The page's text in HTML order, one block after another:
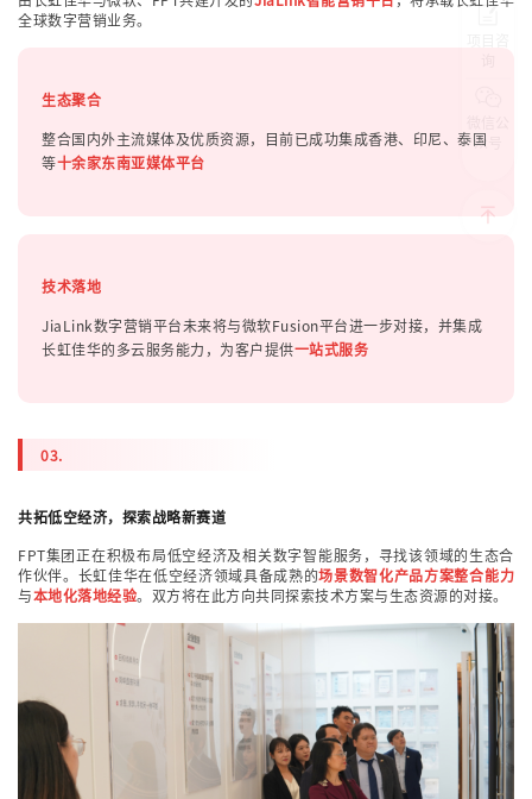
全球数字营销业务。
生态聚合
整合国内外主流媒体及优质资源，目前已成功集成香港、印尼、泰国
等十余家东南亚媒体平台
技术落地
JiaLink数字营销平台未来将与微软Fusion平台进一步对接，并集成
长虹佳华的多云服务能力，为客户提供一站式服务
03.
共拓低空经济，探索战略新赛道
FPT集团正在积极布局低空经济及相关数字智能服务，寻找该领域的生态合
作伙伴。长虹佳华在低空经济领域具备成熟的场景数智化产品方案整合能力
与本地化落地经验。双方将在此方向共同探索技术方案与生态资源的对接。
众号